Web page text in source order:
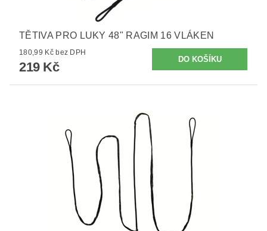
TĚTIVA PRO LUKY 48" RAGIM 16 VLÁKEN
180,99 Kč bez DPH
219 Kč